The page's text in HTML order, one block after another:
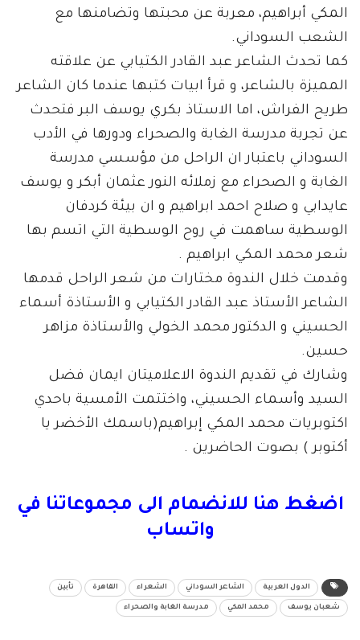
المكي أبراهيم، معربة عن محبتها وتضامنها مع
الشعب السوداني.
كما تحدث الشاعر عبد القادر الكتيابي عن علاقته
المميزة بالشاعر، و قرأ ابيات كتبها عندما كان الشاعر
طريح الفراش، اما الاستاذ بكري يوسف البر فتحدث
عن تجربة مدرسة الغابة والصحراء ودورها في الأدب
السوداني باعتبار ان الراحل من مؤسسي مدرسة
الغابة و الصحراء مع زملائه النور عثمان أبكر و يوسف
عايدابي و صلاح احمد ابراهيم و ان بيئة كردفان
الوسطية ساهمت في روح الوسطية التي اتسم بها
شعر محمد المكي ابراهيم .
وقدمت خلال الندوة مختارات من شعر الراحل قدمها
الشاعر الأستاذ عبد القادر الكتيابي و الأستاذة أسماء
الحسيني و الدكتور محمد الخولي والأستاذة مزاهر
حسين.
وشارك في تقديم الندوة الاعلاميتان ايمان فضل
السيد وأسماء الحسيني، واختتمت الأمسية باحدي
اكتوبريات محمد المكي إبراهيم(باسمك الأخضر يا
أكتوبر ) بصوت الحاضرين .
اضغط هنا للانضمام الى مجموعاتنا في
واتساب
الدول العربية الشاعر السوداني الشعراء القاهرة تأبين
شعبان يوسف محمد المكي مدرسة الغابة والصحراء